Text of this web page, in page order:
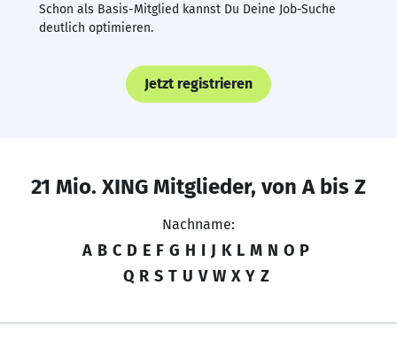
Schon als Basis-Mitglied kannst Du Deine Job-Suche
deutlich optimieren.
Jetzt registrieren
21 Mio. XING Mitglieder, von A bis Z
Nachname:
A B C D E F G H I J K L M N O P
Q R S T U V W X Y Z